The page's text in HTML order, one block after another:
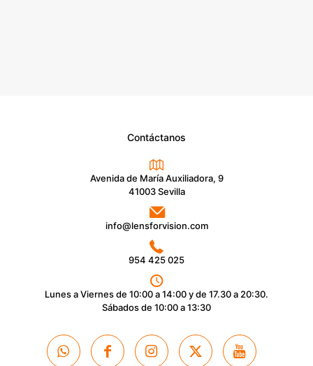
Contáctanos
Avenida de María Auxiliadora, 9
41003 Sevilla
info@lensforvision.com
954 425 025
Lunes a Viernes de 10:00 a 14:00 y de 17.30 a 20:30.
Sábados de 10:00 a 13:30